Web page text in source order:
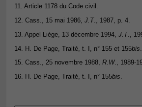
11. Article 1178 du Code civil.
12. Cass., 15 mai 1986, J.T., 1987, p. 4.
13. Appel Liège, 13 décembre 1994, J.T.,
14. H. De Page, Traité, t. I, n° 155 et 155bis
15. Cass., 25 novembre 1988, R.W., 1989-
16. H. De Page, Traité, t. I, n° 155bis.